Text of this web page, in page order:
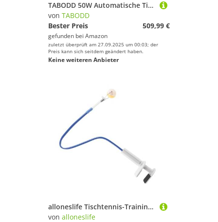
TABODD 50W Automatische Tischtennis Ballmaschine, S6-Pro Tischtennis Trainingsroboter Ping Pong Roboter 9 Spineinstellungen Automatic Launcher mit 100 Stück Tischtennisbällen und Recycling-Netzen
von TABODD
Bester Preis
509,99 €
gefunden bei Amazon
zuletzt überprüft am 27.09.2025 um 00:03; der
Preis kann sich seitdem geändert haben.
Keine weiteren Anbieter
alloneslife Tischtennis-Trainingsroboter, PingPong-Trainer, feste schnelle Rückprallgeräte, Tischtennis-Zubehör, langlebig
von alloneslife